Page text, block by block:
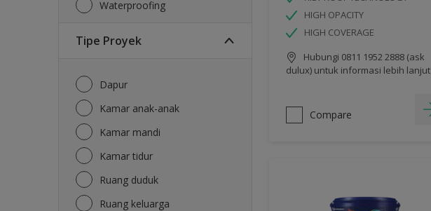
Waterproofing
Tipe Proyek
Dapur
Kamar anak-anak
Kamar mandi
Kamar tidur
Ruang duduk
Ruang keluarga
HIGH OPACITY
HIGH COVERAGE
Hubungi 0811 1952 2888 (ask
dulux) untuk informasi lebih lanjut
Compare